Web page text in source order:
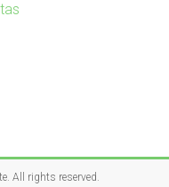
. All rights reserved.